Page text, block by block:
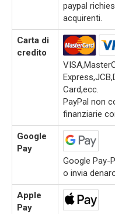
paypal
acquirenti.
Carta di
credito
Card,ecc.
PayPal non
finanziarie
Google
Pay
Google Pay-
o invia
Apple
Pay